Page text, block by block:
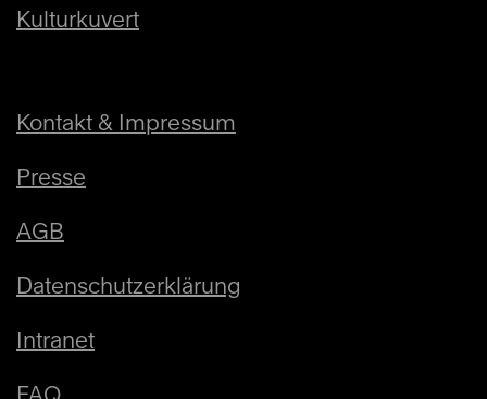
Kulturkuvert
Kontakt & Impressum
Presse
AGB
Datenschutzerklärung
Intranet